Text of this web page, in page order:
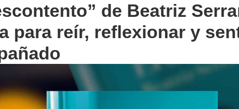
de Beatriz
para reír, reflexionar y